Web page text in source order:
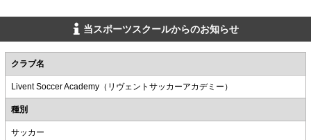
当スポーツスクールからのお知らせ
クラブ名
Livent Soccer Academy（リヴェントサッカーアカデミー）
種別
サッカー